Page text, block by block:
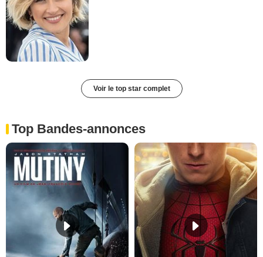
Voir le top star complet
Top Bandes-annonces